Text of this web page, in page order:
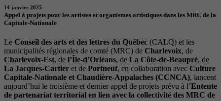
14 janvier 2025
Appel à projets pour les artistes et organismes artistiques dans les MRC de la
Capitale-Nationale
Le Conseil des arts et des lettres du Québec (CALQ) et les
municipalités régionales de comté (MRC) de Charlevoix, de
Charlevoix-Est, de l’Île-d’Orléans, de La Côte-de-Beaupré, de
La Jacques-Cartier et de Portneuf, en collaboration avec Culture
Capitale-Nationale et Chaudière-Appalaches (CCNCA), lancent
aujourd’hui le troisième et dernier appel de projets prévu à l’Entente
de partenariat territorial en lien avec la collectivité des MRC de